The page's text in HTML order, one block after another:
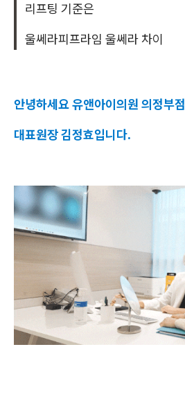
리프팅 기준은
울쎄라피프라임 울쎄라 차이
안녕하세요 유앤아이의원 의정부점
대표원장 김정효입니다.